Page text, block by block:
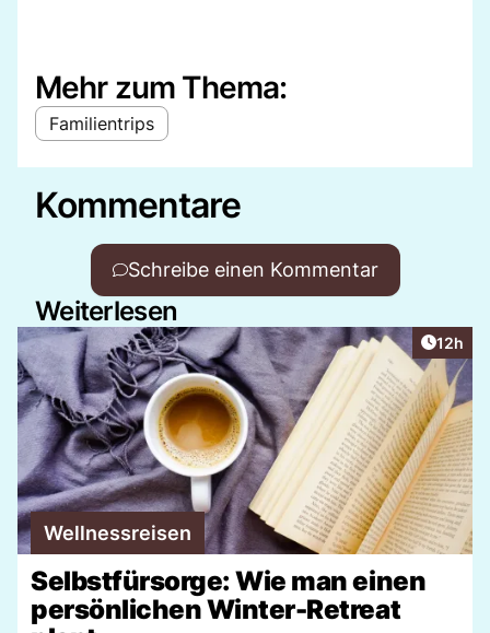
Mehr zum Thema:
Familientrips
Kommentare
Schreibe einen Kommentar
Weiterlesen
Artikel
12h
Wellnessreisen
Selbstfürsorge: Wie man einen
persönlichen Winter-Retreat